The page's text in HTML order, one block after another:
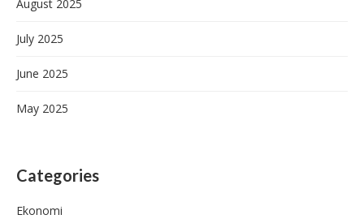
August 2025
July 2025
June 2025
May 2025
Categories
Ekonomi